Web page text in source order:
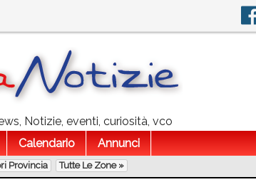
Notizie, eventi, curiosità, vco
Calendario Annunci
Provincia Tutte Le Zone »